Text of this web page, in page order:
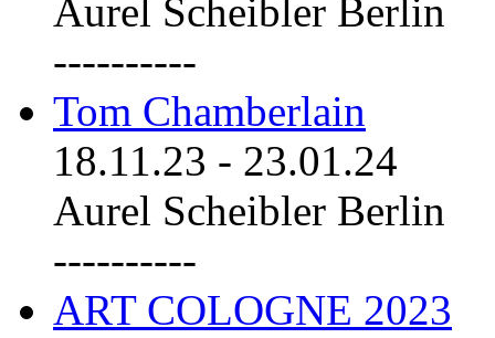
Aurel Scheibler Berlin
----------
Tom Chamberlain
18.11.23 - 23.01.24
Aurel Scheibler Berlin
----------
ART COLOGNE 2023